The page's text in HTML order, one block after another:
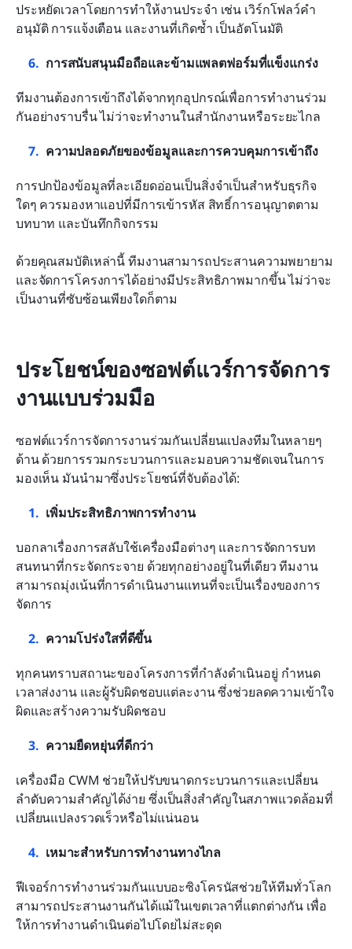
ประหยัดเวลาโดยการทำให้งานประจำ เช่น เวิร์กโฟลว์คำ
อนุมัติ การแจ้งเตือน และงานที่เกิดซ้ำ เป็นอัตโนมัติ
การสนับสนุนมือถือและข้ามแพลตฟอร์มที่แข็งแกร่ง
ทีมงานต้องการเข้าถึงได้จากทุกอุปกรณ์เพื่อการทำงานร่วม
กันอย่างราบรื่น ไม่ว่าจะทำงานในสำนักงานหรือระยะไกล
ความปลอดภัยของข้อมูลและการควบคุมการเข้าถึง
การปกป้องข้อมูลที่ละเอียดอ่อนเป็นสิ่งจำเป็นสำหรับธุรกิจ
ใดๆ ควรมองหาแอปที่มีการเข้ารหัส สิทธิ์การอนุญาตตาม
บทบาท และบันทึกกิจกรรม
ด้วยคุณสมบัติเหล่านี้ ทีมงานสามารถประสานความพยายาม
และจัดการโครงการได้อย่างมีประสิทธิภาพมากขึ้น ไม่ว่าจะ
เป็นงานที่ซับซ้อนเพียงใดก็ตาม
ประโยชน์ของซอฟต์แวร์การจัดการ
งานแบบร่วมมือ
ซอฟต์แวร์การจัดการงานร่วมกันเปลี่ยนแปลงทีมในหลายๆ
ด้าน ด้วยการรวมกระบวนการและมอบความชัดเจนในการ
มองเห็น มันนำมาซึ่งประโยชน์ที่จับต้องได้:
เพิ่มประสิทธิภาพการทำงาน
บอกลาเรื่องการสลับใช้เครื่องมือต่างๆ และการจัดการบท
สนทนาที่กระจัดกระจาย ด้วยทุกอย่างอยู่ในที่เดียว ทีมงาน
สามารถมุ่งเน้นที่การดำเนินงานแทนที่จะเป็นเรื่องของการ
จัดการ
ความโปร่งใสที่ดีขึ้น
ทุกคนทราบสถานะของโครงการที่กำลังดำเนินอยู่ กำหนด
เวลาส่งงาน และผู้รับผิดชอบแต่ละงาน ซึ่งช่วยลดความเข้าใจ
ผิดและสร้างความรับผิดชอบ
ความยืดหยุ่นที่ดีกว่า
เครื่องมือ CWM ช่วยให้ปรับขนาดกระบวนการและเปลี่ยน
ลำดับความสำคัญได้ง่าย ซึ่งเป็นสิ่งสำคัญในสภาพแวดล้อมที่
เปลี่ยนแปลงรวดเร็วหรือไม่แน่นอน
เหมาะสำหรับการทำงานทางไกล
ฟีเจอร์การทำงานร่วมกันแบบอะซิงโครนัสช่วยให้ทีมทั่วโลก
สามารถประสานงานกันได้แม้ในเขตเวลาที่แตกต่างกัน เพื่อ
ให้การทำงานดำเนินต่อไปโดยไม่สะดุด